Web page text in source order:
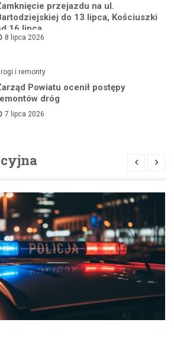
przejazdu na ul.
do 13 lipca, Kościuszki
16 lipca
8 lipca 2026
i remonty
Powiatu ocenił postępy
dróg
7 lipca 2026